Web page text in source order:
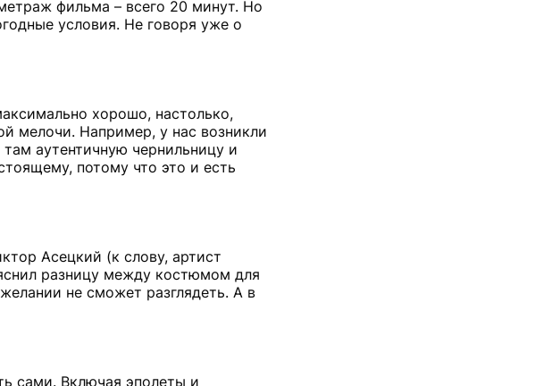
фильма – всего 20 минут. Но
условия. Не говоря уже о
хорошо, настолько,
мелочи. Например, у нас возникли
аутентичную чернильницу и
потому что это и есть
Асецкий (к слову, артист
разницу между костюмом для
не сможет разглядеть. А в
сами. Включая эполеты и